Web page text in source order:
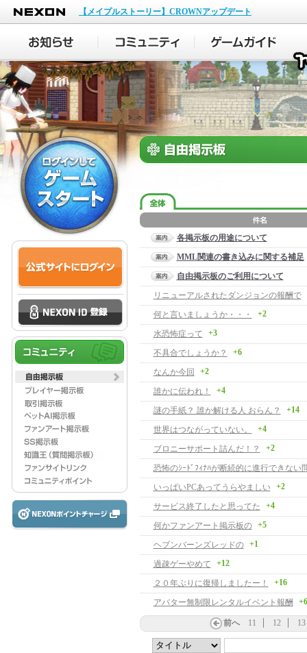
NEXON
【メイプルストーリー】CROWNアップデート
各掲示板の用途について
MML関連の書き込みに関する補足
自由掲示板のご利用について
リニューアルされたダンジョンの報酬で
何と言いましょうか・・・ +2
水恐怖症って +3
不具合でしょうか？ +6
なんか今回 +2
誰かに伝われ！ +4
謎の手紙？ 誰か解ける人 おらん？ +14
世界はつながっていない。 +4
ブロニーサポート詰んだ！？ +2
恐怖のｼｰﾄﾞﾌｨﾅﾊが断続的に進行できない
いっぱいPCあってうらやましい
+2
サービス終了したと思ってた +4
何かファンアート掲示板の +5
ヘブンバーンズレッドの +1
過疎ゲーやめて +12
２０年ぶりに復帰しましたー！ +16
アバター無制限レンタルイベント報酬 +6
前へ 11 12 13